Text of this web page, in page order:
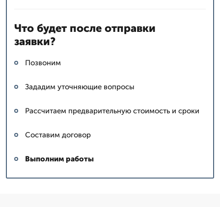
Что будет после отправки
заявки?
Позвоним
Зададим уточняющие вопросы
Рассчитаем предварительную стоимость и сроки
Составим договор
Выполним работы